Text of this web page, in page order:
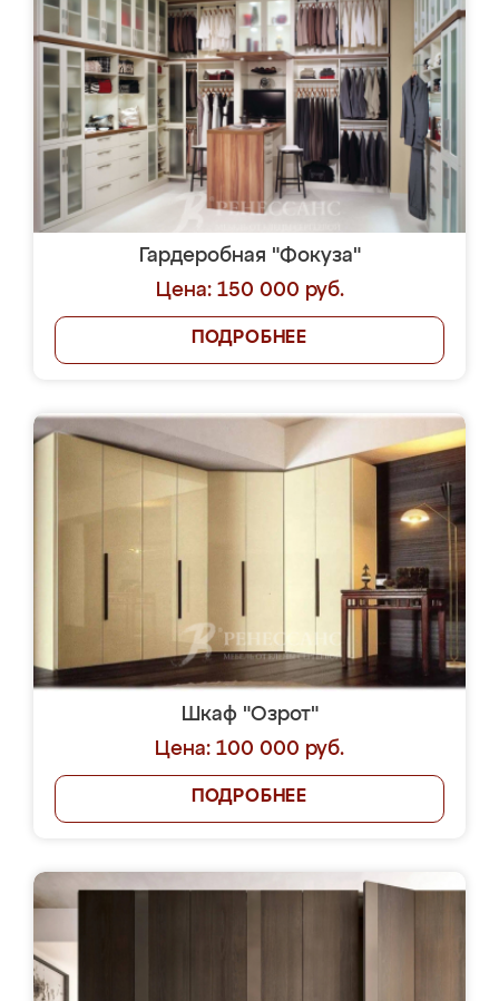
Гардеробная "Фокуза"
Цена: 150 000 руб.
ПОДРОБНЕЕ
Шкаф "Озрот"
Цена: 100 000 руб.
ПОДРОБНЕЕ